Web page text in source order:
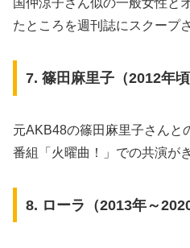
国仲涼子さん似の一般女性と
たところを週刊誌にスクープ
7. 篠田麻里子（2012年頃
元AKB48の篠田麻里子さんと
番組「火曜曲！」での共演が
8. ローラ（2013年～